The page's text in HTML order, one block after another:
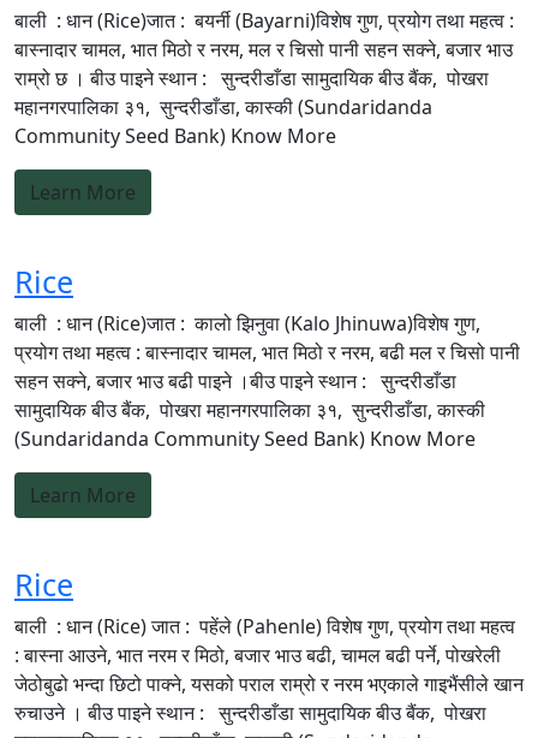
बाली : धान (Rice)जात : बयर्नी (Bayarni)विशेष गुण, प्रयोग तथा महत्व :
बास्नादार चामल, भात मिठो र नरम, मल र चिसो पानी सहन सक्ने, बजार भाउ
राम्रो छ । बीउ पाइने स्थान : सुन्दरीडाँडा सामुदायिक बीउ बैंक, पोखरा
महानगरपालिका ३१, सुन्दरीडाँडा, कास्की (Sundaridanda
Community Seed Bank) Know More
Learn More
Rice
बाली : धान (Rice)जात : कालो झिनुवा (Kalo Jhinuwa)विशेष गुण,
प्रयोग तथा महत्व : बास्नादार चामल, भात मिठो र नरम, बढी मल र चिसो पानी
सहन सक्ने, बजार भाउ बढी पाइने ।बीउ पाइने स्थान : सुन्दरीडाँडा
सामुदायिक बीउ बैंक, पोखरा महानगरपालिका ३१, सुन्दरीडाँडा, कास्की
(Sundaridanda Community Seed Bank) Know More
Learn More
Rice
बाली : धान (Rice) जात : पहेंले (Pahenle) विशेष गुण, प्रयोग तथा महत्व
: बास्ना आउने, भात नरम र मिठो, बजार भाउ बढी, चामल बढी पर्ने, पोखरेली
जेठोबुढो भन्दा छिटो पाक्ने, यसको पराल राम्रो र नरम भएकाले गाइभैंसीले खान
रुचाउने । बीउ पाइने स्थान : सुन्दरीडाँडा सामुदायिक बीउ बैंक, पोखरा